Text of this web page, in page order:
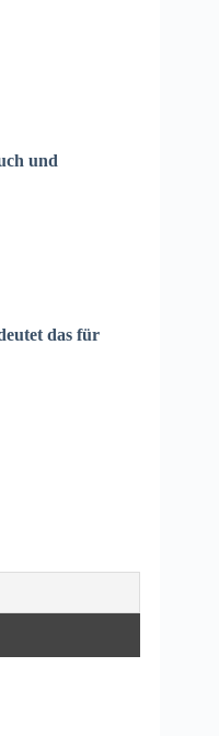
und
das für